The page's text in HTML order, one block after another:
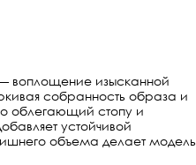
воплощение изысканной
собранность образа и
облегающий стопу и
устойчивой
объема делает модель